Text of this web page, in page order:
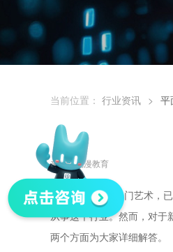
当前位置： 行业资讯 > 平
来源：优漫教育
平面设计作为一门艺术，
从事这个行业。然而，对于
两个方面为大家详细解答。